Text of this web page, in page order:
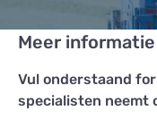
Meer
Vul onderstaand
specialisten neemt